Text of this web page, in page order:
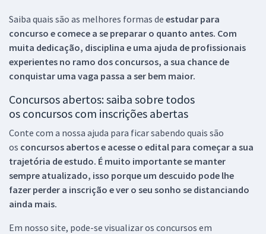
Saiba quais são as melhores formas de estudar para
concurso e comece a se preparar o quanto antes. Com
muita dedicação, disciplina e uma ajuda de profissionais
experientes no ramo dos concursos, a sua chance de
conquistar uma vaga passa a ser bem maior.
Concursos abertos: saiba sobre todos
os concursos com inscrições abertas
Conte com a nossa ajuda para ficar sabendo quais são
os concursos abertos e acesse o edital para começar a sua
trajetória de estudo. É muito importante se manter
sempre atualizado, isso porque um descuido pode lhe
fazer perder a inscrição e ver o seu sonho se distanciando
ainda mais.
Em nosso site, pode-se visualizar os concursos em